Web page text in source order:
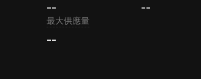
-- --
最大供應量
--